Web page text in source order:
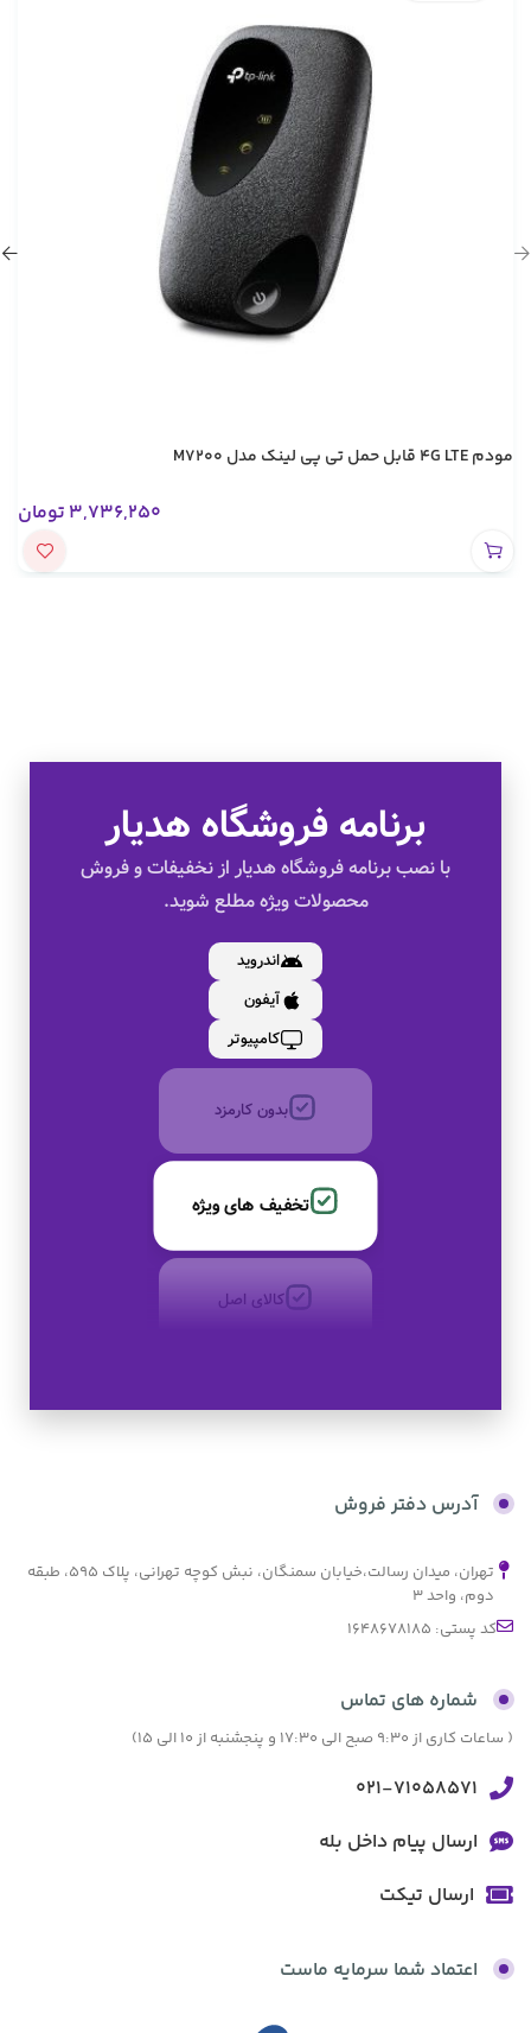
مودم 4G LTE قابل حمل تی پی لینک مدل M7200
3,736,250 تومان
برنامه فروشگاه هدیار
با نصب برنامه فروشگاه هدیار از نخفیفات و فروش
محصولات ویژه مطلع شوید.
اندروید
آیفون
کامپیوتر
تخفیف های ویژه
کالای اصل
به صورت اقساط
بدون کارمزد
تخفیف های ویژه
کالای اصل
آدرس دفتر فروش
تهران، میدان رسالت،خیابان سمنگان، نبش کوچه تهرانی، پلاک ۵۹۵، طبقه
دوم، واحد ۳
کد پستی: 1648678185
شماره های تماس
( ساعات کاری از 9:30 صبح الی 17:30 و پنجشنبه از 10 الی 15)
021-71058571
ارسال پیام داخل بله
ارسال تیکت
اعتماد شما سرمایه ماست